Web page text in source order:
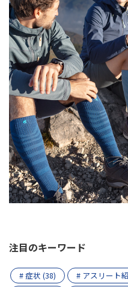
注目のキーワード
# 症状 (38) # アスリート